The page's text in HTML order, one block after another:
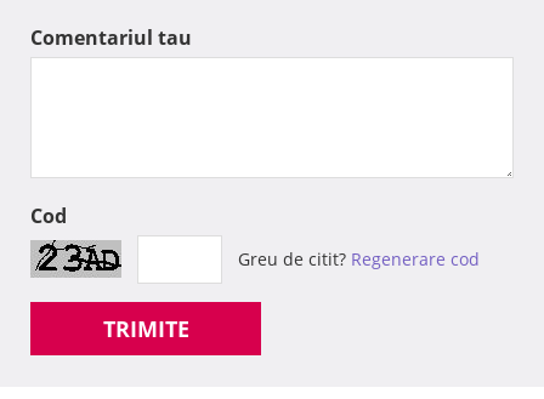
Comentariul tau
Cod
Greu de citit? Regenerare cod
TRIMITE